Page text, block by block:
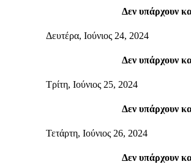
Δεν υπάρχουν
Δευτέρα, Ιούνιος 24, 2024
Δεν υπάρχουν
Τρίτη, Ιούνιος 25, 2024
Δεν υπάρχουν
Τετάρτη, Ιούνιος 26, 2024
Δεν υπάρχουν